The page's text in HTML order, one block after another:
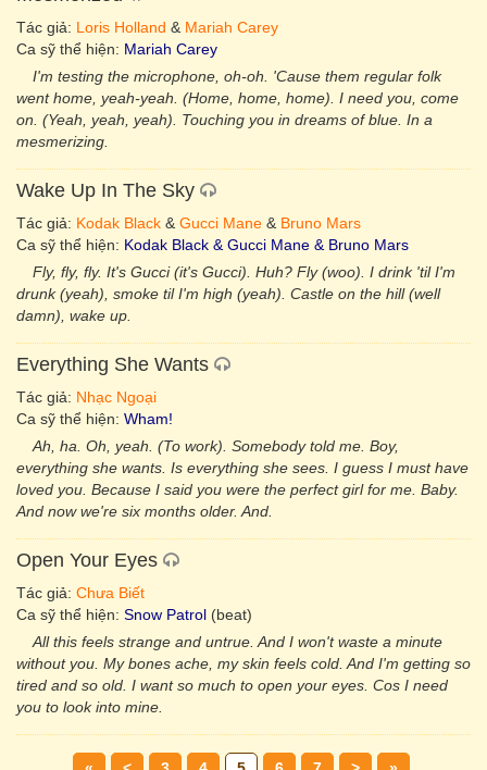
Tác giả: Loris Holland & Mariah Carey
Ca sỹ thể hiện: Mariah Carey
I'm testing the microphone, oh-oh. 'Cause them regular folk
went home, yeah-yeah. (Home, home, home). I need you, come
on. (Yeah, yeah, yeah). Touching you in dreams of blue. In a
mesmerizing.
Wake Up In The Sky
Tác giả: Kodak Black & Gucci Mane & Bruno Mars
Ca sỹ thể hiện: Kodak Black & Gucci Mane & Bruno Mars
Fly, fly, fly. It's Gucci (it's Gucci). Huh? Fly (woo). I drink 'til I'm
drunk (yeah), smoke til I'm high (yeah). Castle on the hill (well
damn), wake up.
Everything She Wants
Tác giả: Nhạc Ngoại
Ca sỹ thể hiện: Wham!
Ah, ha. Oh, yeah. (To work). Somebody told me. Boy,
everything she wants. Is everything she sees. I guess I must have
loved you. Because I said you were the perfect girl for me. Baby.
And now we're six months older. And.
Open Your Eyes
Tác giả: Chưa Biết
Ca sỹ thể hiện: Snow Patrol (beat)
All this feels strange and untrue. And I won't waste a minute
without you. My bones ache, my skin feels cold. And I'm getting so
tired and so old. I want so much to open your eyes. Cos I need
you to look into mine.